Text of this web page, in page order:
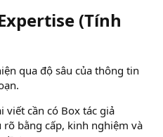
(Tính
qua độ sâu của thông tin
viết cần có Box tác giả
bằng cấp, kinh nghiệm và